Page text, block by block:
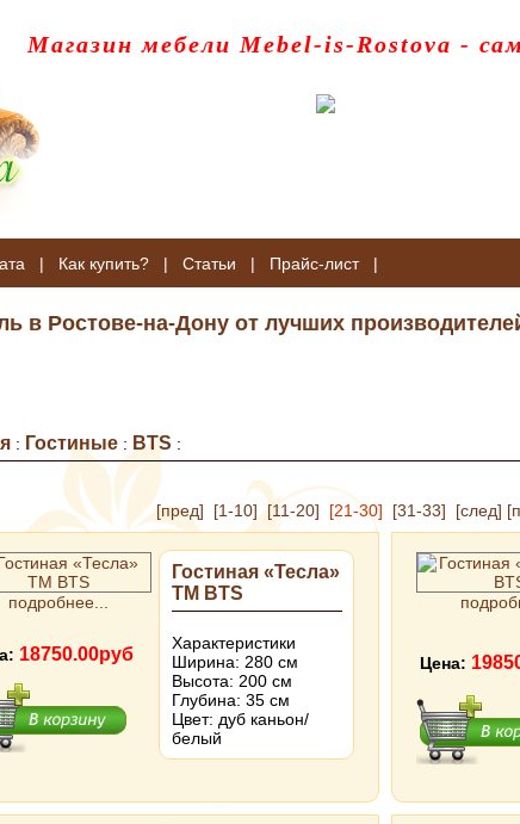
Магазин мебели Mebel-is-Rostova -
| Как купить? | Статьи | Прайс-лист |
в Ростове-на-Дону от лучших
: Гостиные : BTS :
[пред] [1-10] [11-20] [21-30] [31-33] [след]
подробнее...
Гостиная «Тесла»
ТМ BTS
Характеристики
Ширина: 280 см
Высота: 200 см
Глубина: 35 см
Цвет: дуб каньон/
белый
18750.00руб Цена: